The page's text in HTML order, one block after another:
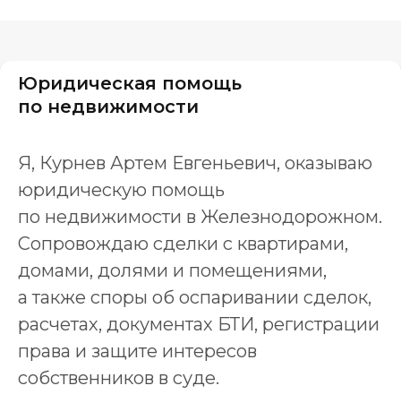
Юридическая помощь
по недвижимости
Я, Курнев Артем Евгеньевич, оказываю
юридическую помощь
по недвижимости в Железнодорожном.
Сопровождаю сделки с квартирами,
домами, долями и помещениями,
а также споры об оспаривании сделок,
расчетах, документах БТИ, регистрации
права и защите интересов
собственников в суде.